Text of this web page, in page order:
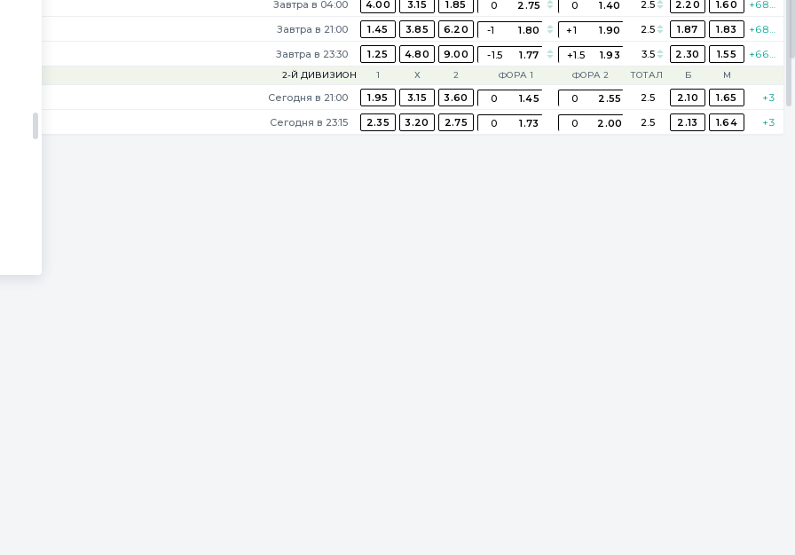
Завтра в 04:00 4.00 3.15 1.85 0 2.75 0 1.40 2.5 2.20 1.60
Завтра в 21:00 1.45 3.85 6.20 -1 1.80 +1 1.90 2.5 1.87 1.83
Завтра в 23:30 1.25 4.80 9.00 -1.5 1.77 +1.5 1.93 3.5 2.30 1.55
2-Й ДИВИЗИОН 1 Х 2 ФОРА 1 ФОРА 2 ТОТАЛ Б М
Сегодня в 21:00 1.95 3.15 3.60 0 1.45 0 2.55 2.5 2.10 1.65
+3
Сегодня в 23:15 2.35 3.20 2.75 0 1.73 0 2.00 2.5 2.13 1.64 +3